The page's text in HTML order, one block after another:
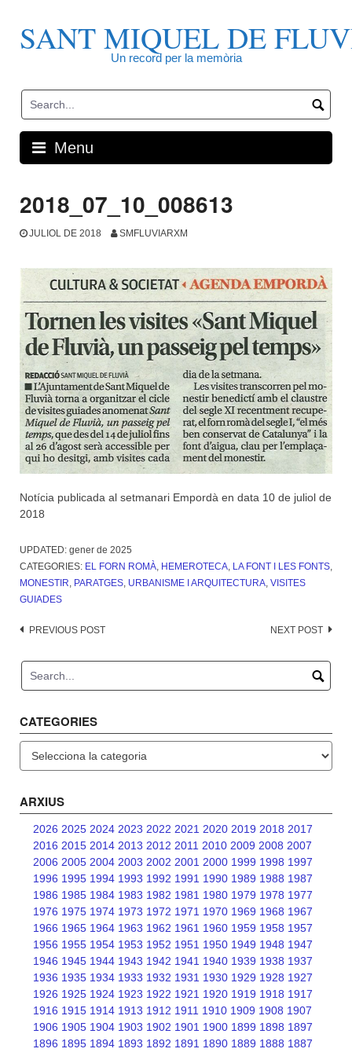
contentSANT MIQUEL DE
Un record per la memòria
Menu
2018_07_10_008613
JULIOL DE 2018 SMFLUVIARXM
Notícia publicada al setmanari Empordà en data 10 de juliol de
2018
UPDATED: gener de 2025
CATEGORIES: EL FORN ROMÀ HEMEROTECA LA FONT I LES FONTS
MONESTIR PARATGES URBANISME I ARQUITECTURA VISITES
GUIADES
Post
PREVIOUS POST NEXT POST
CATEGORIES
Categories
ARXIUS
2026 2025 2024 2023 2022 2021 2020 2019 2018 2017
2016 2015 2014 2013 2012 2011 2010 2009 2008 2007
2006 2005 2004 2003 2002 2001 2000 1999 1998 1997
1996 1995 1994 1993 1992 1991 1990 1989 1988 1987
1986 1985 1984 1983 1982 1981 1980 1979 1978 1977
1976 1975 1974 1973 1972 1971 1970 1969 1968 1967
1966 1965 1964 1963 1962 1961 1960 1959 1958 1957
1956 1955 1954 1953 1952 1951 1950 1949 1948 1947
1946 1945 1944 1943 1942 1941 1940 1939 1938 1937
1936 1935 1934 1933 1932 1931 1930 1929 1928 1927
1926 1925 1924 1923 1922 1921 1920 1919 1918 1917
1916 1915 1914 1913 1912 1911 1910 1909 1908 1907
1906 1905 1904 1903 1902 1901 1900 1899 1898 1897
1896 1895 1894 1893 1892 1891 1890 1889 1888 1887